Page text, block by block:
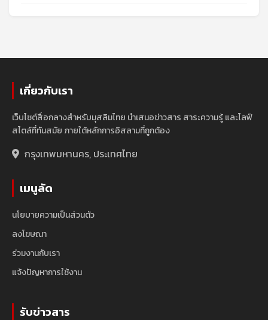
เกี่ยวกับเรา
เว็บไซต์สื่อกลางสำหรับมุสลิมไทย นำเสนอข่าวสาร สาระความรู้ และไลฟ์
สไตล์ที่ทันสมัย ภายใต้หลักการอิสลามที่ถูกต้อง
กรุงเทพมหานคร, ประเทศไทย
เมนูลัด
นโยบายความเป็นส่วนตัว
ลงโฆษณา
ร่วมงานกับเรา
แจ้งปัญหาการใช้งาน
รับข่าวสาร